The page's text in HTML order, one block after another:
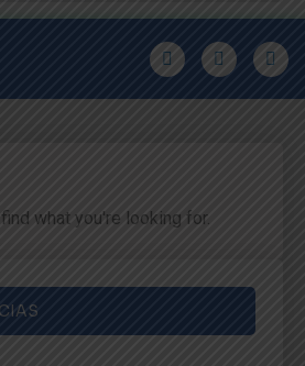
what you're looking for.